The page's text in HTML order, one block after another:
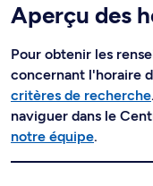
Aperçu des
Pour obtenir les
concernant l'horaire
critères de recherche
naviguer dans le
notre équipe.